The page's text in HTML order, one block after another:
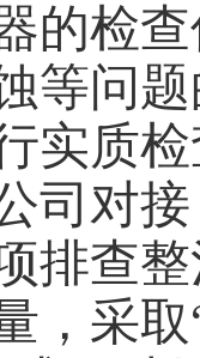
的检
等问
实质
司对
排查
，采